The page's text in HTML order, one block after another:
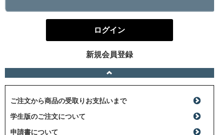
ログイン
新規会員登録
ご注文から商品の受取りお支払いまで
学生版のご注文について
申請書について